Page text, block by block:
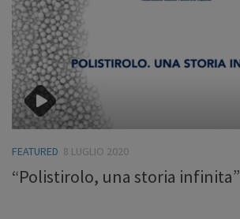
FEATURED 8 LUGLIO 2020
“Polistirolo, una storia infinita”